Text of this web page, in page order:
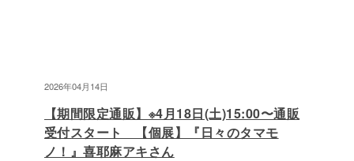
2026年04月14日
【期間限定通販】※4月18日(土)15:00〜通販
受付スタート 【個展】『日々のタマモ
ノ！』喜耶麻アキさん